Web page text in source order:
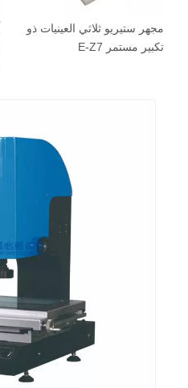
مجهر ستيريو ثلاثي العينيات ذو
تكبير مستمر E-Z7